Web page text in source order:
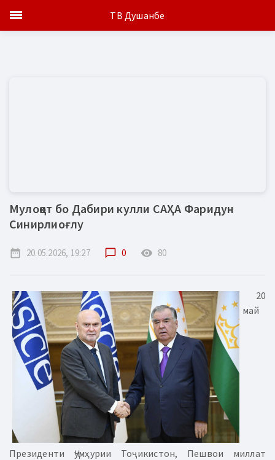
Мулоқот бо Дабири кулли САҲА Фаридун
Синирлиоғлу
date_range 20.05.2026, 19:27 chat_bubble_outline 0 remove_red_eye 80
20
май
Президенти Ҷумҳурии Тоҷикистон, Пешвои миллат
ТВ Душанбе